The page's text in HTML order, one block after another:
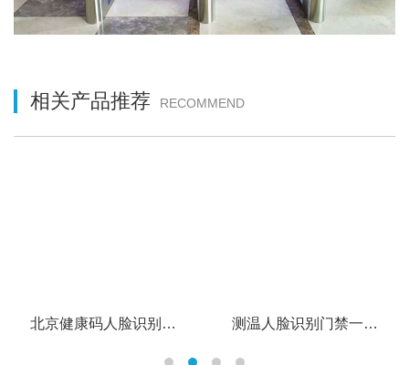
相关产品推荐 RECOMMEND
北京健康码人脸识别一体机 测温人脸识别门禁一体机